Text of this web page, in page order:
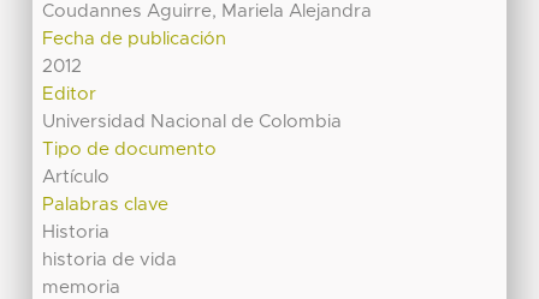
Coudannes Aguirre, Mariela Alejandra
Fecha de publicación
2012
Editor
Universidad Nacional de Colombia
Tipo de documento
Artículo
Palabras clave
Historia
historia de vida
memoria